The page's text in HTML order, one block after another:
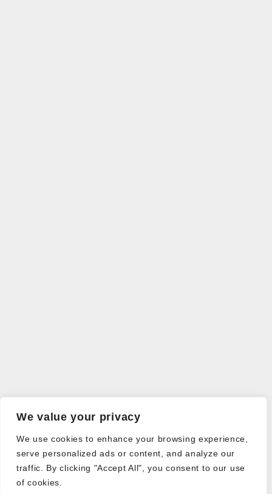
We value your privacy
We use cookies to enhance your browsing experience,
serve personalized ads or content, and analyze our
traffic. By clicking "Accept All", you consent to our use
of cookies.